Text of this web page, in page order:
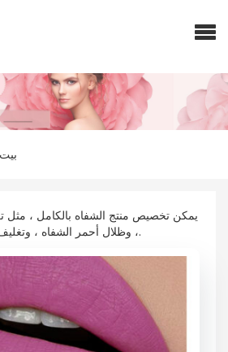
بيت
يمكن تخصيص منتج الشفاه بالكامل ، مثل
، وظلال أحمر الشفاه ، وتغليف الصندوق الورقي ، إلخ.